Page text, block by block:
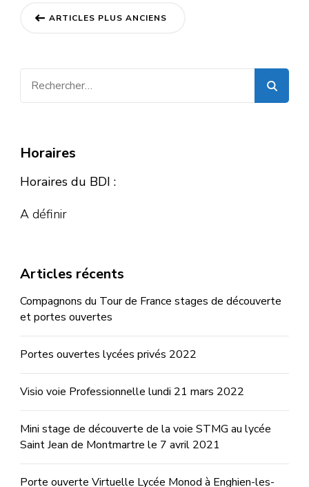
Navigation
articles
ARTICLES PLUS ANCIENS
Horaires
Horaires du BDI :
A définir
Articles récents
Compagnons du Tour de France stages de découverte
et portes ouvertes
Portes ouvertes lycées privés 2022
Visio voie Professionnelle lundi 21 mars 2022
Mini stage de découverte de la voie STMG au lycée
Saint Jean de Montmartre le 7 avril 2021
Porte ouverte Virtuelle Lycée Monod à Enghien-les-